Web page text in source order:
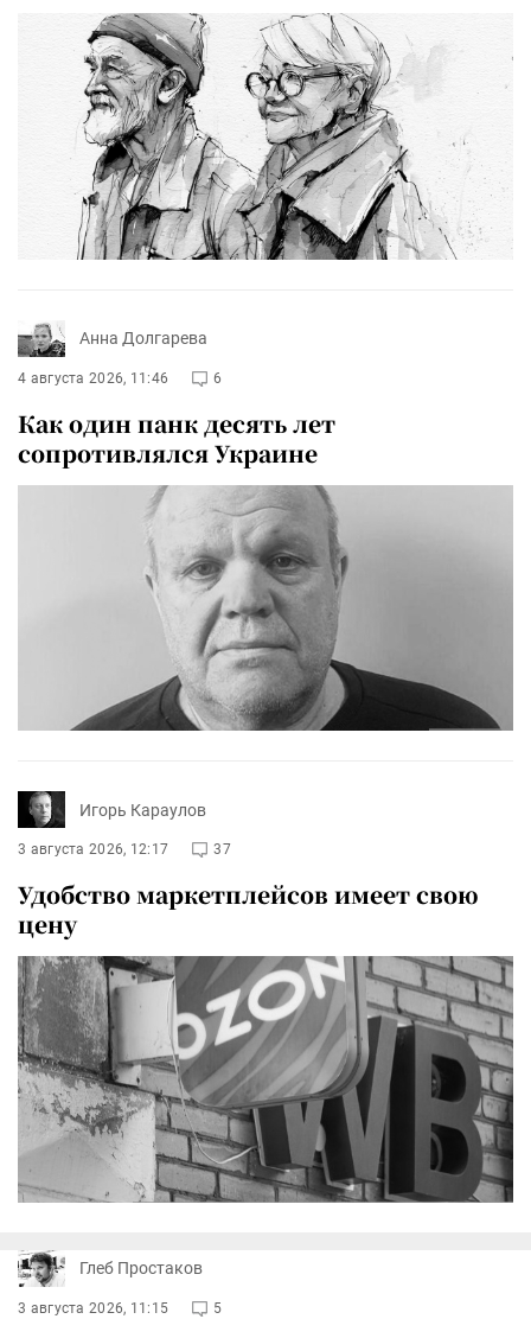
Анна Долгарева
4 августа 2026, 11:46 6
Как один панк десять лет
сопротивлялся Украине
Игорь Караулов
3 августа 2026, 12:17 37
Удобство маркетплейсов имеет свою
цену
Глеб Простаков
3 августа 2026, 11:15 5